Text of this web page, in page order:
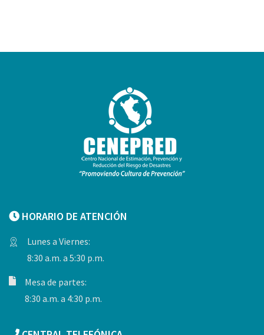
HORARIO DE ATENCIÓN
Lunes a Viernes:
8:30 a.m. a 5:30 p.m.
Mesa de partes:
8:30 a.m. a 4:30 p.m.